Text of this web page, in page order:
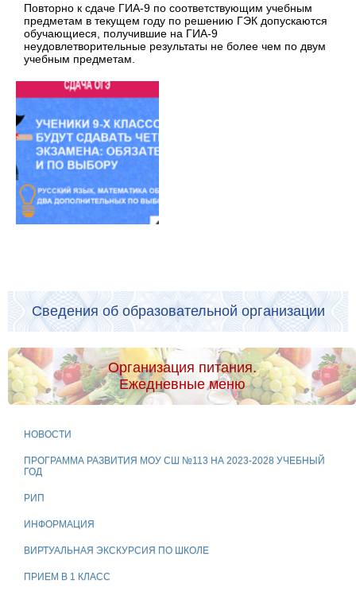
Повторно к сдаче ГИА-9 по соответствующим учебным
предметам в текущем году по решению ГЭК допускаются
обучающиеся, получившие на ГИА-9
неудовлетворительные результаты не более чем по двум
учебным предметам.
Сведения об образовательной организации
Организация питания.
Ежедневные меню
НОВОСТИ
ПРОГРАММА РАЗВИТИЯ МОУ СШ №113 НА 2023-2028 УЧЕБНЫЙ
ГОД
РИП
ИНФОРМАЦИЯ
ВИРТУАЛЬНАЯ ЭКСКУРСИЯ ПО ШКОЛЕ
ПРИЕМ В 1 КЛАСС